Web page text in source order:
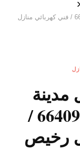
فني كهربائي منازل مدينة صباح الأحمد / 66409555 / فني كهربائي منازل
مدينة
صباح الأحمد / 66409555 /
رخيص